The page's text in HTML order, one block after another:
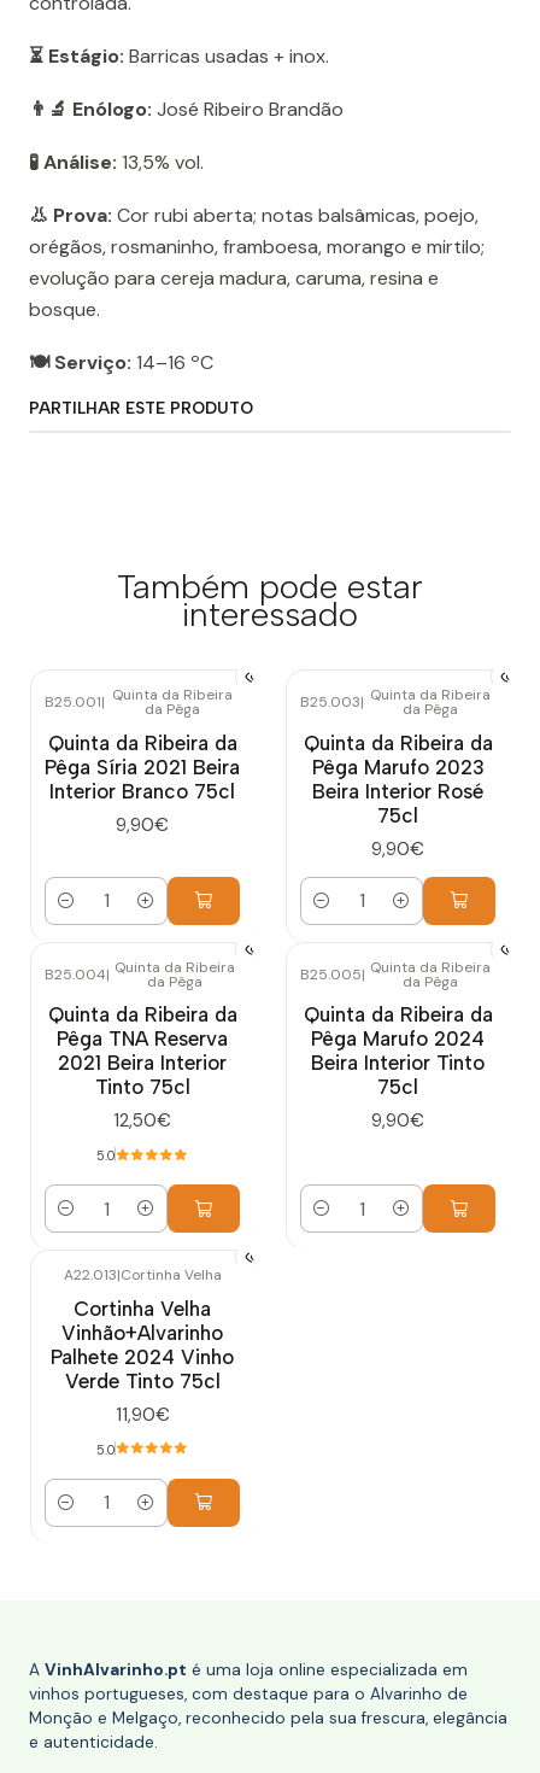
⏳ Estágio: Barricas usadas + inox.
👨‍🔬 Enólogo: José Ribeiro Brandão
🧪 Análise: 13,5% vol.
👃 Prova: Cor rubi aberta; notas balsâmicas, poejo,
orégãos, rosmaninho, framboesa, morango e mirtilo;
evolução para cereja madura, caruma, resina e
bosque.
🍽️ Serviço: 14–16 ºC
PARTILHAR ESTE PRODUTO
Também pode estar
interessado
B25.001| Quinta da Ribeira
da Pêga
Quinta da Ribeira da
Pêga Síria 2021 Beira
Interior Branco 75cl
9,90€
Quantidade
B25.003| Quinta da Ribeira
da Pêga
Quinta da Ribeira da
Pêga Marufo 2023
Beira Interior Rosé
75cl
9,90€
Quantidade
B25.004| Quinta da Ribeira
da Pêga
Quinta da Ribeira da
Pêga TNA Reserva
2021 Beira Interior
Tinto 75cl
12,50€
5.0
Quantidade
B25.005| Quinta da Ribeira
da Pêga
Quinta da Ribeira da
Pêga Marufo 2024
Beira Interior Tinto
75cl
9,90€
Quantidade
A22.013|Cortinha Velha
Cortinha Velha
Vinhão+Alvarinho
Palhete 2024 Vinho
Verde Tinto 75cl
11,90€
5.0
Quantidade
A VinhAlvarinho.pt é uma loja online especializada em
vinhos portugueses, com destaque para o Alvarinho de
Monção e Melgaço, reconhecido pela sua frescura, elegância
e autenticidade.